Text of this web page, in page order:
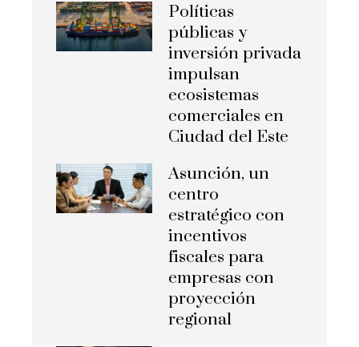
Políticas
públicas y
inversión privada
impulsan
ecosistemas
comerciales en
Ciudad del Este
Asunción, un
centro
estratégico con
incentivos
fiscales para
empresas con
proyección
regional